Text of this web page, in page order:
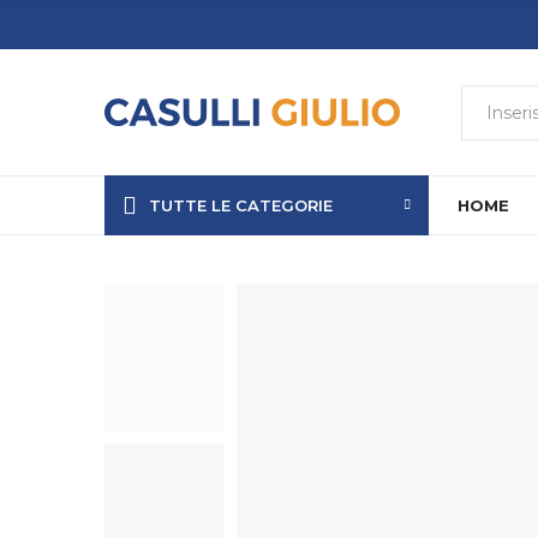
TUTTE LE CATEGORIE HOME